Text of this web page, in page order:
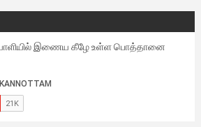
இணைய கீழே உள்ள பொத்தானை